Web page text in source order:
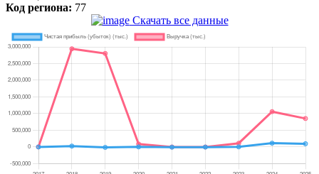
Код региона: 77
Скачать все данные